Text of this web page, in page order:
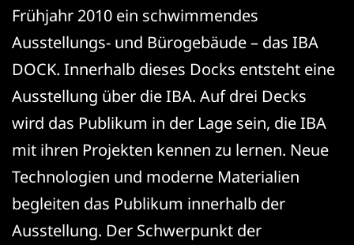
Frühjahr 2010 ein schwimmendes
Ausstellungs- und Bürogebäude – das IBA
DOCK. Innerhalb dieses Docks entsteht eine
Ausstellung über die IBA. Auf drei Decks
wird das Publikum in der Lage sein, die IBA
mit ihren Projekten kennen zu lernen. Neue
Technologien und moderne Materialien
begleiten das Publikum innerhalb der
Ausstellung. Der Schwerpunkt der